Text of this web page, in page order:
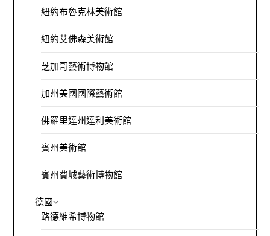
紐約布魯克林美術館
紐約艾佛森美術館
芝加哥藝術博物館
加州美國國際藝術館
佛羅里達州達利美術館
賓州美術館
賓州費城藝術博物館
德國
路德維希博物館